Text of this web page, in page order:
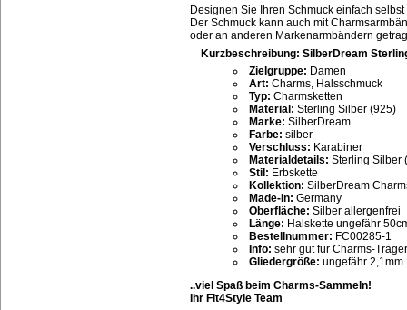
Designen Sie Ihren Schmuck einfach
Der Schmuck kann auch mit
oder an anderen Markenarmbändern
Kurzbeschreibung: SilberDream
Zielgruppe: Damen
Art: Charms, Halsschmuck
Typ: Charmsketten
Material: Sterling Silber (925)
Marke: SilberDream
Farbe: silber
Verschluss: Karabiner
Materialdetails: Sterling Silber
Stil: Erbskette
Kollektion: SilberDream
Made-In: Germany
Oberfläche: Silber allergenfrei
Länge: Halskette ungefähr
Bestellnummer: FC00285-1
Info: sehr gut für Charms-
Gliedergröße: ungefähr 2,1mm
..viel Spaß beim Charms-Sammeln!
Ihr Fit4Style Team